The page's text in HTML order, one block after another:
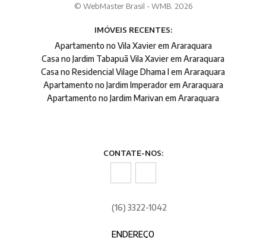
© WebMaster Brasil - WMB. 2026
IMÓVEIS RECENTES:
Apartamento no Vila Xavier em Araraquara
Casa no Jardim Tabapuã Vila Xavier em Araraquara
Casa no Residencial Vilage Dhama I em Araraquara
Apartamento no Jardim Imperador em Araraquara
Apartamento no Jardim Marivan em Araraquara
CONTATE-NOS:
(16) 3322-1042
ENDEREÇO